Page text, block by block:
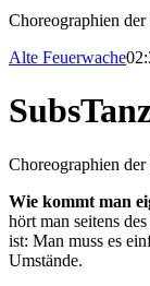
Choreographien
Alte Feuerwache
Choreographien
Wie kommt man
hört man seitens
ist: Man muss es
Umstände.